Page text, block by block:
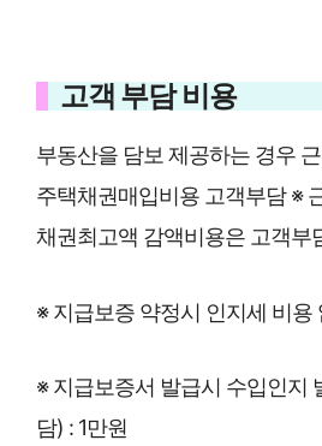
고객 부담 비용
부동산을 담보 제공하는 경우
주택채권매입비용 고객부담 ※
채권최고액 감액비용은 고객부
※ 지급보증 약정시 인지세 비용
※ 지급보증서 발급시 수입인지
담) : 1만원